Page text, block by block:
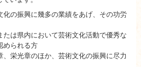
化の振興に幾多の業績をあげ、その功労
たは県内において芸術文化活動で優秀な
められる方
、栄光章のほか、芸術文化の振興に尽力